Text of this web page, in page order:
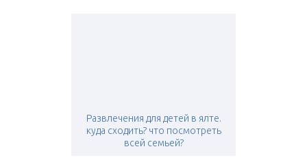
Развлечения для детей в ялте.
куда сходить? что посмотреть
всей семьей?